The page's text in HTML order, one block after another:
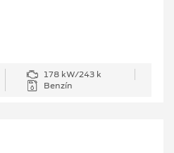
178 kW/243 k
Benzín